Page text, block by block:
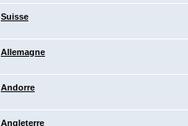
Suisse
Allemagne
Andorre
Angleterre